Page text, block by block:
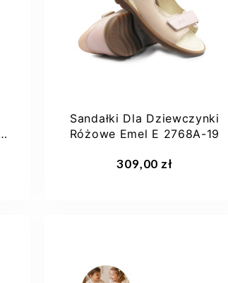
32
Sandałki Dla Dziewczynki
Różowe Emel E 2768A-19
309,00 zł